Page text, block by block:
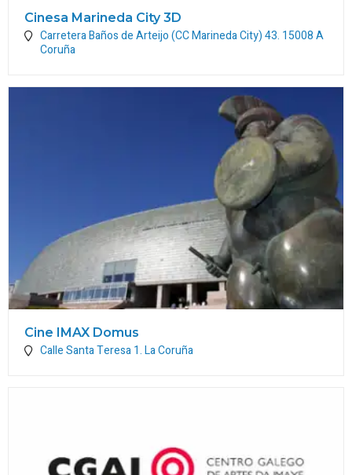
Cinesa Marineda City 3D
Carretera Baños de Arteijo (CC Marineda City) 43. 15008A
Coruña
Cine IMAX Domus
Calle Santa Teresa 1.La Coruña